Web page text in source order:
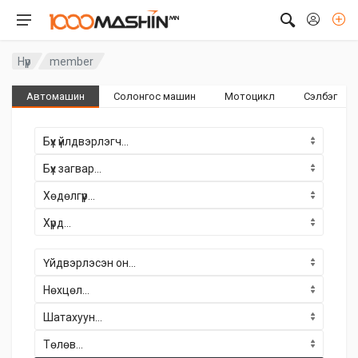
Нүүр member
Автомашин Солонгос машин Мотоцикл Сэлбэг